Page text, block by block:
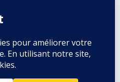
des amateurs de